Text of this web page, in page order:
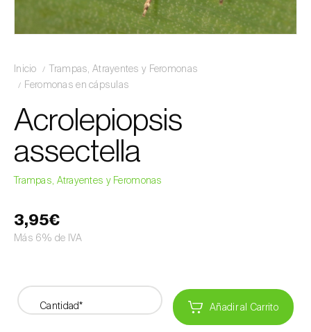
Inicio
Trampas, Atrayentes y Feromonas
Feromonas en cápsulas
Acrolepiopsis
assectella
Trampas, Atrayentes y Feromonas
3,95€
Más 6% de IVA
Cantidad* Añadir al Carrito